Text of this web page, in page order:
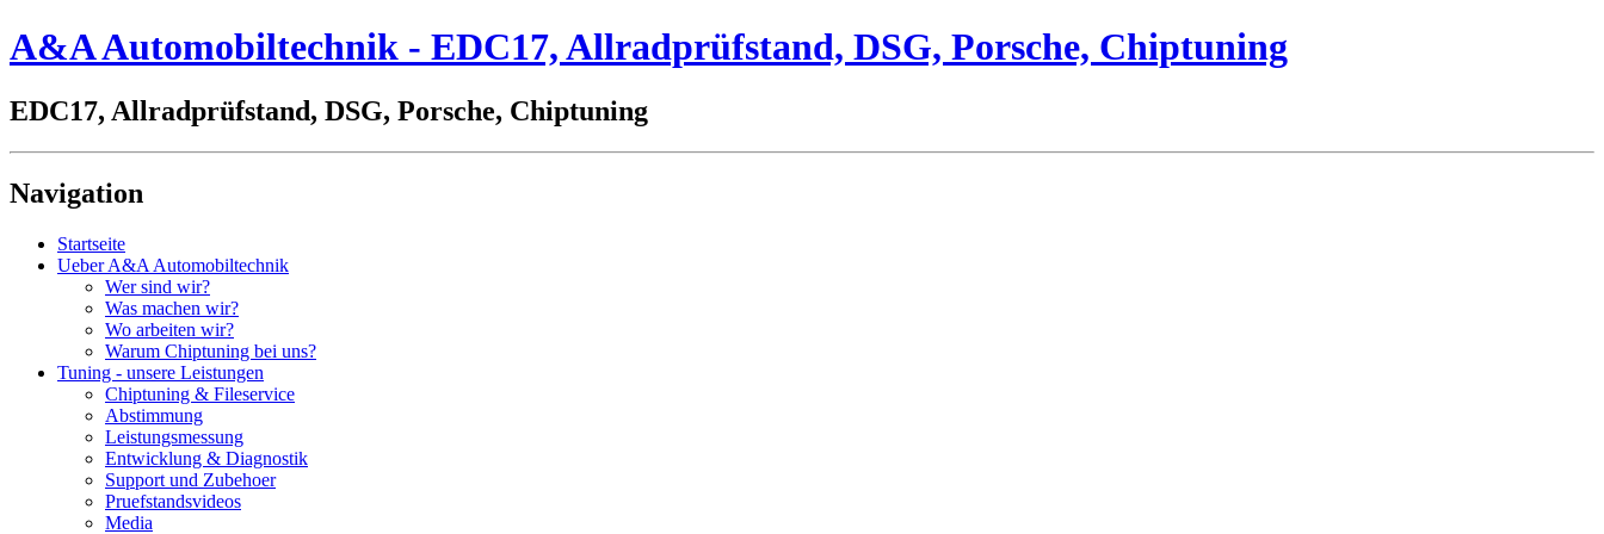
A&A Automobiltechnik - EDC17, Allradprüfstand, DSG, Porsche, Chiptuning
EDC17, Allradprüfstand, DSG, Porsche, Chiptuning
Navigation
Startseite
Ueber A&A Automobiltechnik
Wer sind wir?
Was machen wir?
Wo arbeiten wir?
Warum Chiptuning bei uns?
Tuning - unsere Leistungen
Chiptuning & Fileservice
Abstimmung
Leistungsmessung
Entwicklung & Diagnostik
Support und Zubehoer
Pruefstandsvideos
Media